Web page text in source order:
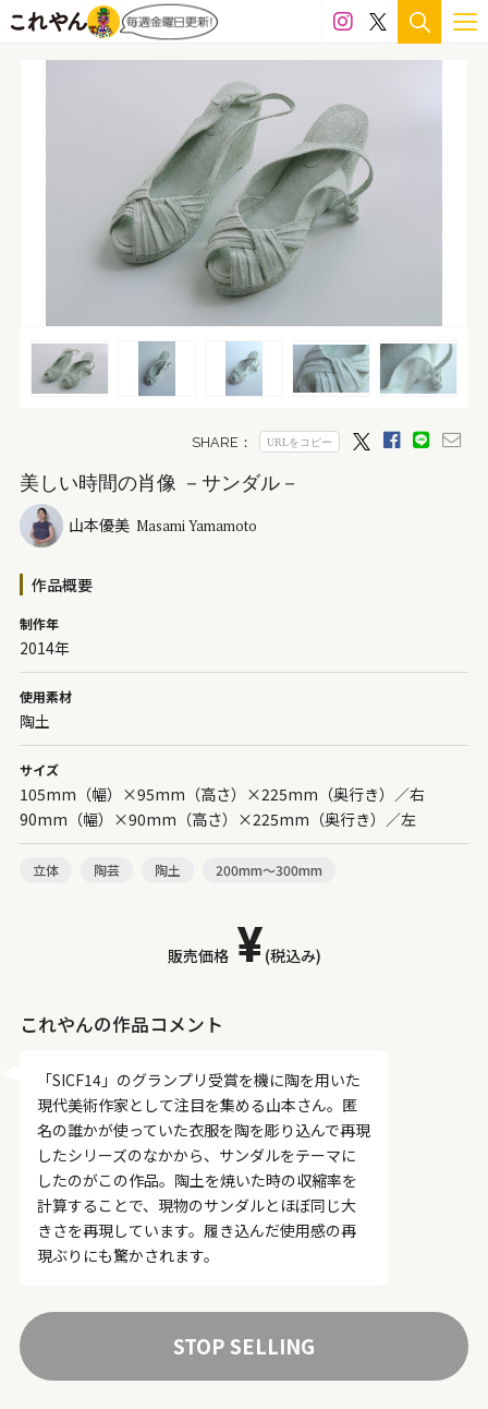
美しい時間の肖像 －サンダル－
山本優美 Masami Yamamoto
作品概要
制作年
2014年
使用素材
陶土
サイズ
105mm（幅）×95mm（高さ）×225mm（奥行き）／右
90mm（幅）×90mm（高さ）×225mm（奥行き）／左
立体 陶芸 陶土 200mm～300mm
販売価格 ¥(税込み)
これやんの作品コメント
「SICF14」のグランプリ受賞を機に陶を用いた
現代美術作家として注目を集める山本さん。匿
名の誰かが使っていた衣服を陶を彫り込んで再現
したシリーズのなかから、サンダルをテーマに
したのがこの作品。陶土を焼いた時の収縮率を
計算することで、現物のサンダルとほぼ同じ大
きさを再現しています。履き込んだ使用感の再
現ぶりにも驚かされます。
STOP SELLING